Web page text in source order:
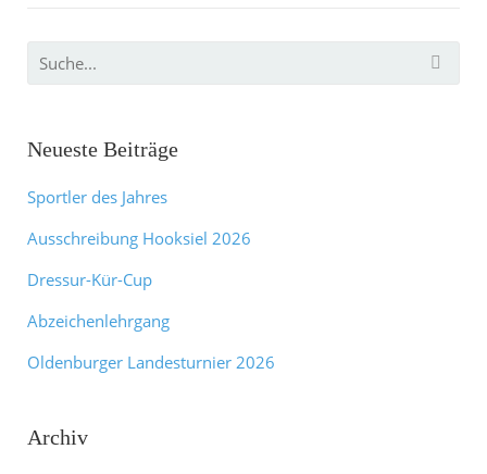
Neueste Beiträge
Sportler des Jahres
Ausschreibung Hooksiel 2026
Dressur-Kür-Cup
Abzeichenlehrgang
Oldenburger Landesturnier 2026
Archiv